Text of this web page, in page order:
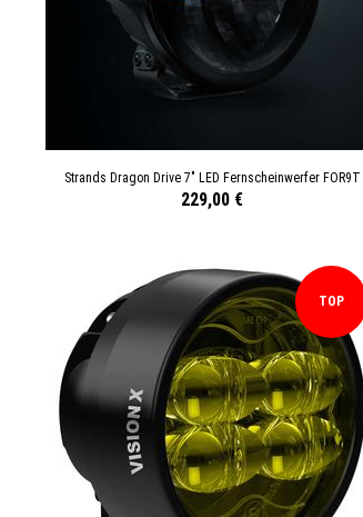
Strands Dragon Drive 7" LED Fernscheinwerfer FOR9T
229,00 €
TOP